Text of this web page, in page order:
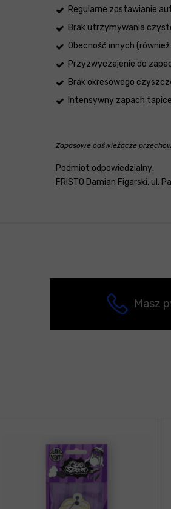
Regularne zostawianie
Brak utrzymywania
Obecność innych
Przyzwyczajenie do
Brak okresowego
Intensywny zapach
Zapasowe odświeżacze
Podmiot odpowiedzialny:
FRISTO Damian Figarski, ul.
Masz